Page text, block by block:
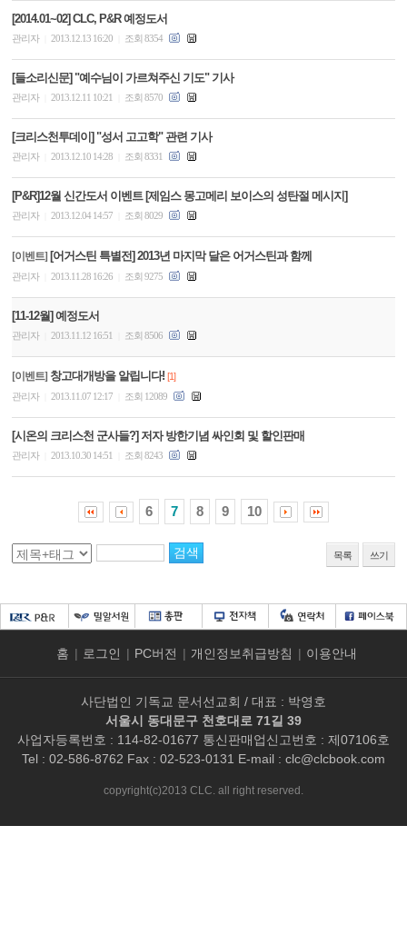
[2014.01~02] CLC, P&R 예정도서
관리자 2013.12.13 16:20 조회 8354
[들소리신문] "예수님이 가르쳐주신 기도" 기사
관리자 2013.12.11 10:21 조회 8570
[크리스천투데이] "성서 고고학" 관련 기사
관리자 2013.12.10 14:28 조회 8331
[P&R]12월 신간도서 이벤트 [제임스 몽고메리 보이스의 성탄절 메시지]
관리자 2013.12.04 14:57 조회 8029
[이벤트] [어거스틴 특별전] 2013년 마지막 달은 어거스틴과 함께
관리자 2013.11.28 16:26 조회 9275
[11-12월] 예정도서
관리자 2013.11.12 16:51 조회 8506
[이벤트] 창고대개방을 알립니다! [1]
관리자
2013.11.07 12:17 조회 12089
[시온의 크리스천 군사들?] 저자 방한기념 싸인회 및 할인판매
관리자 2013.10.30 14:51 조회 8243
6 7 8 9 10
목록 쓰기
홈 | 로그인 | PC버전 | 개인정보취급방침 | 이용안내
사단법인 기독교 문서선교회 / 대표 : 박영호
서울시 동대문구 천호대로 71길 39
사업자등록번호 : 114-82-01677 통신판매업신고번호 : 제07106호
Tel : 02-586-8762 Fax : 02-523-0131 E-mail : clc@clcbook.com
copyright(c)2013 CLC. all right reserved.